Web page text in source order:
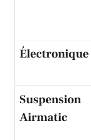
Électronique
Suspension
Airmatic